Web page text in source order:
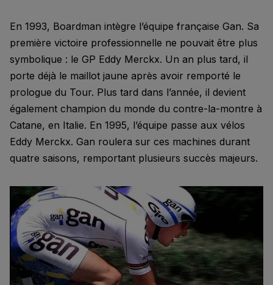
En 1993, Boardman intègre l’équipe française Gan. Sa
première victoire professionnelle ne pouvait être plus
symbolique : le GP Eddy Merckx. Un an plus tard, il
porte déjà le maillot jaune après avoir remporté le
prologue du Tour. Plus tard dans l’année, il devient
également champion du monde du contre-la-montre à
Catane, en Italie. En 1995, l’équipe passe aux vélos
Eddy Merckx. Gan roulera sur ces machines durant
quatre saisons, remportant plusieurs succès majeurs.